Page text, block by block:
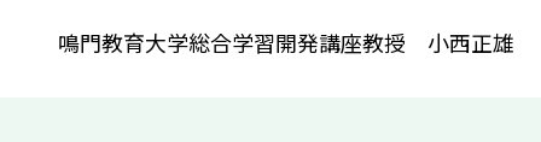
鳴門教育大学総合学習開発講座教授 小西正雄